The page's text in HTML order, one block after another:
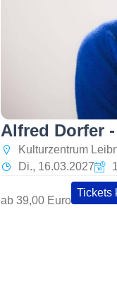
Alfred Dorfer
Kulturzentrum
Di., 16.03.2027
ab 39,00 Euro
Tickets